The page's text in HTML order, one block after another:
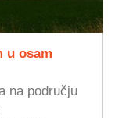
u osam
na području